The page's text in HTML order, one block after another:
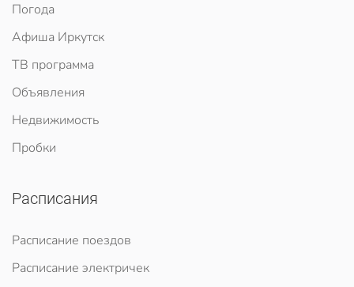
Погода
Афиша Иркутск
ТВ программа
Объявления
Недвижимость
Пробки
Расписания
Расписание поездов
Расписание электричек